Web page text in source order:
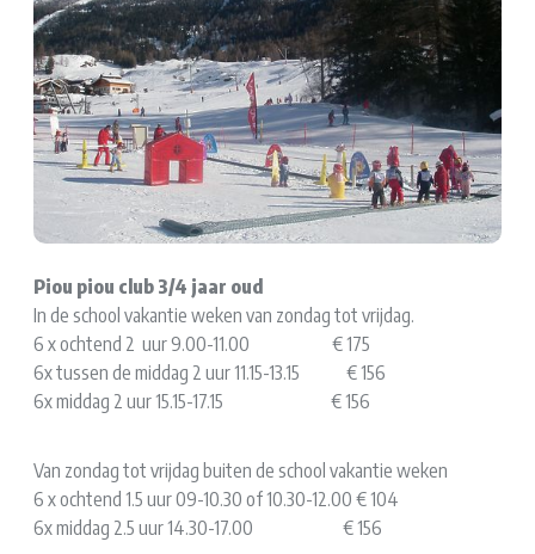
Piou piou club 3/4 jaar oud
In de school vakantie weken van zondag tot vrijdag.
6 x ochtend 2 uur 9.00-11.00 € 175
6x tussen de middag 2 uur 11.15-13.15 € 156
6x middag 2 uur 15.15-17.15 € 156
Van zondag tot vrijdag buiten de school vakantie weken
6 x ochtend 1.5 uur 09-10.30 of 10.30-12.00 € 104
6x middag 2.5 uur 14.30-17.00 € 156